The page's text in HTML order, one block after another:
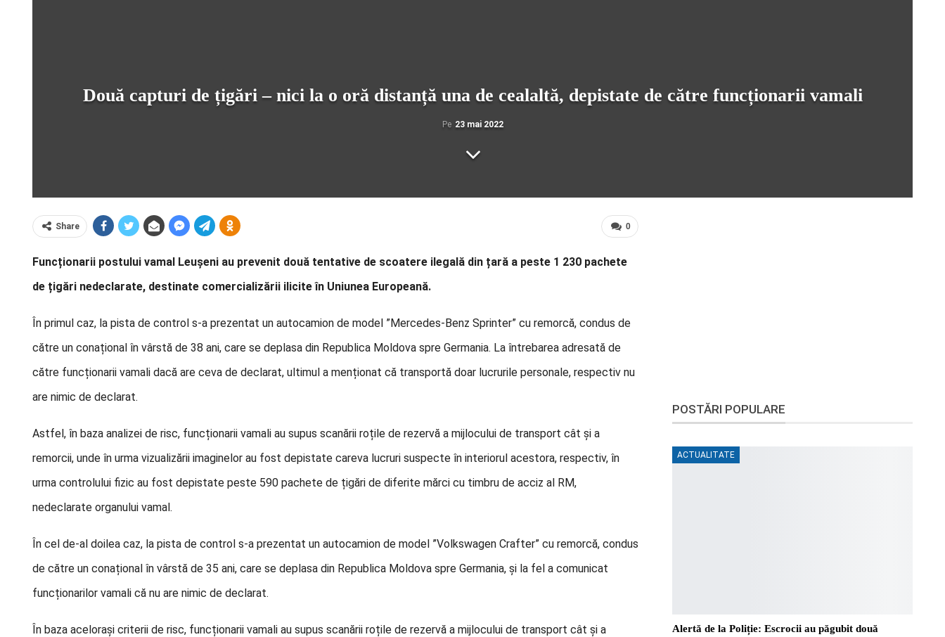
Două capturi de țigări – nici la o oră distanță una de cealaltă, depistate de către funcționarii vamali
Pe 23 mai 2022
0
Share
Funcționarii postului vamal Leușeni au prevenit două tentative de scoatere ilegală din țară a peste 1 230 pachete
de țigări nedeclarate, destinate comercializării ilicite în Uniunea Europeană.
În primul caz, la pista de control s-a prezentat un autocamion de model ”Mercedes-Benz Sprinter” cu remorcă, condus de
către un conațional în vârstă de 38 ani, care se deplasa din Republica Moldova spre Germania. La întrebarea adresată de
către funcționarii vamali dacă are ceva de declarat, ultimul a menționat că transportă doar lucrurile personale, respectiv nu
are nimic de declarat.
Astfel, în baza analizei de risc, funcționarii vamali au supus scanării roțile de rezervă a mijlocului de transport cât și a
remorcii, unde în urma vizualizării imaginelor au fost depistate careva lucruri suspecte în interiorul acestora, respectiv, în
urma controlului fizic au fost depistate peste 590 pachete de țigări de diferite mărci cu timbru de acciz al RM,
nedeclarate organului vamal.
În cel de-al doilea caz, la pista de control s-a prezentat un autocamion de model ”Volkswagen Crafter” cu remorcă, condus
de către un conațional în vârstă de 35 ani, care se deplasa din Republica Moldova spre Germania, și la fel a comunicat
funcționarilor vamali că nu are nimic de declarat.
În baza acelorași criterii de risc, funcționarii vamali au supus scanării roțile de rezervă a mijlocului de transport cât și a
POSTĂRI POPULARE
ACTUALITATE
Alertă de la Poliție: Escrocii au păgubit două